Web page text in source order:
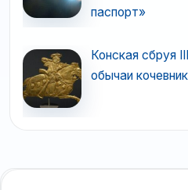
паспорт»
Конская сбруя
обычаи